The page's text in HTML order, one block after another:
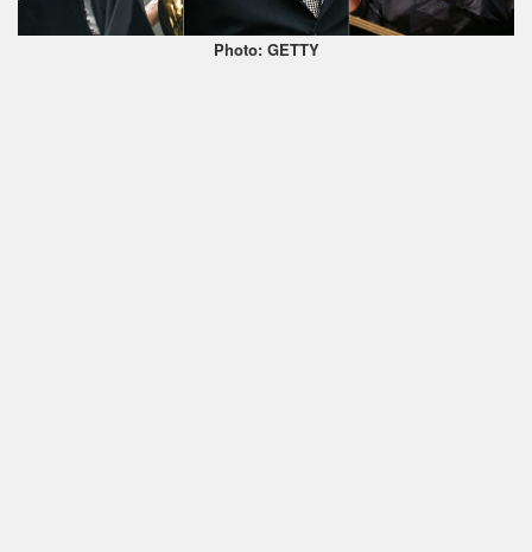
Photo: GETTY